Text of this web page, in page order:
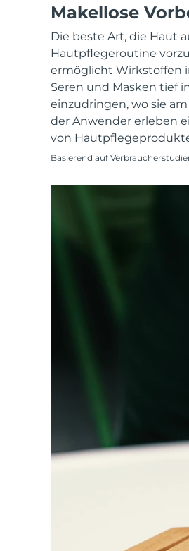
Makellose
Die beste Art, die Haut
Hautpflegeroutine
ermöglicht Wirkstoffen
Seren und Masken tief
einzudringen, wo sie
der Anwender erleben
von
Basierend auf
All acne treatment
All revitalizing eye
KIWI™ skincare
Advanced pore care
Serum
issa™ Teeth
18% PAP
Kosmetik
Kaufe alles